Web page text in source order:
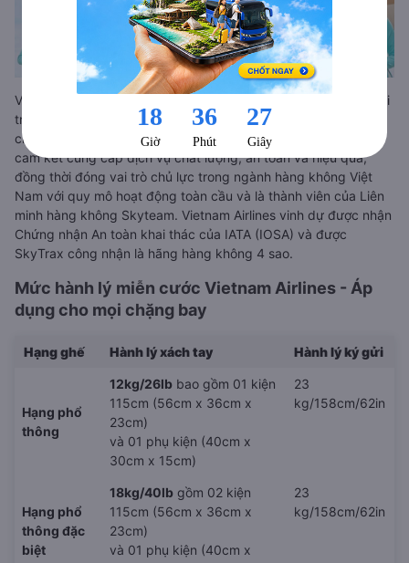
Vietnam Airlines là Tổng Công ty Hàng không Việt Nam, giữ vai
trò là hãng hàng không quốc gia, thành lập năm 1993 và
chuyển đổi sang mô hình công ty cổ phần từ năm 2015. Hãng
cam kết cung cấp dịch vụ chất lượng, an toàn và hiệu quả,
đồng thời đóng vai trò chủ lực trong ngành hàng không Việt
Nam với quy mô hoạt động toàn cầu và là thành viên của Liên
minh hàng không Skyteam. Vietnam Airlines vinh dự được nhận
Chứng nhận An toàn khai thác của IATA (IOSA) và được
SkyTrax công nhận là hãng hàng không 4 sao.
Mức hành lý miễn cước Vietnam Airlines - Áp
dụng cho mọi chặng bay
Hạng ghế Hành lý xách tay Hành lý ký gửi
Hạng phổ
thông
12kg/26lb bao gồm 01 kiện
115cm (56cm x 36cm x
23cm)
và 01 phụ kiện (40cm x
30cm x 15cm)
23
kg/158cm/62in
Hạng phổ
thông đặc
biệt
18kg/40lb gồm 02 kiện
115cm (56cm x 36cm x
23cm)
và 01 phụ kiện (40cm x
23
kg/158cm/62in